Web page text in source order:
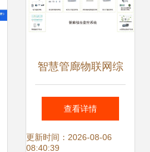
智慧管廊物联网综
合解决方案 安全系
统监控服务
查看详情
更新时间：2026-08-06
08:40:39